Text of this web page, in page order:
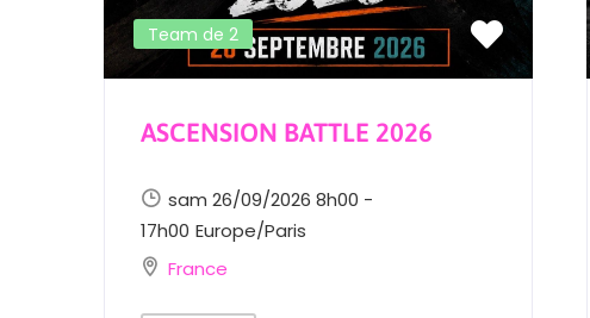
Team de 2
ASCENSION BATTLE 2026
sam 26/09/2026 8h00 -
17h00 Europe/Paris
France